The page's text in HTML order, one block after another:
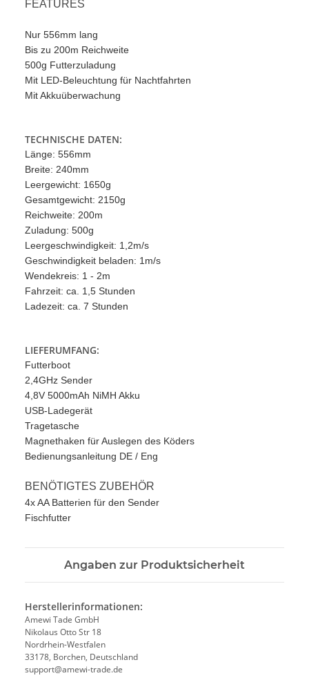
FEATURES
Nur 556mm lang
Bis zu 200m Reichweite
500g Futterzuladung
Mit LED-Beleuchtung für Nachtfahrten
Mit Akkuüberwachung
TECHNISCHE DATEN:
Länge: 556mm
Breite: 240mm
Leergewicht: 1650g
Gesamtgewicht: 2150g
Reichweite: 200m
Zuladung: 500g
Leergeschwindigkeit: 1,2m/s
Geschwindigkeit beladen: 1m/s
Wendekreis: 1 - 2m
Fahrzeit: ca. 1,5 Stunden
Ladezeit: ca. 7 Stunden
LIEFERUMFANG:
Futterboot
2,4GHz Sender
4,8V 5000mAh NiMH Akku
USB-Ladegerät
Tragetasche
Magnethaken für Auslegen des Köders
Bedienungsanleitung DE / Eng
BENÖTIGTES ZUBEHÖR
4x AA Batterien für den Sender
Fischfutter
Angaben zur Produktsicherheit
Herstellerinformationen:
Amewi Tade GmbH
Nikolaus Otto Str 18
Nordrhein-Westfalen
33178, Borchen, Deutschland
support@amewi-trade.de